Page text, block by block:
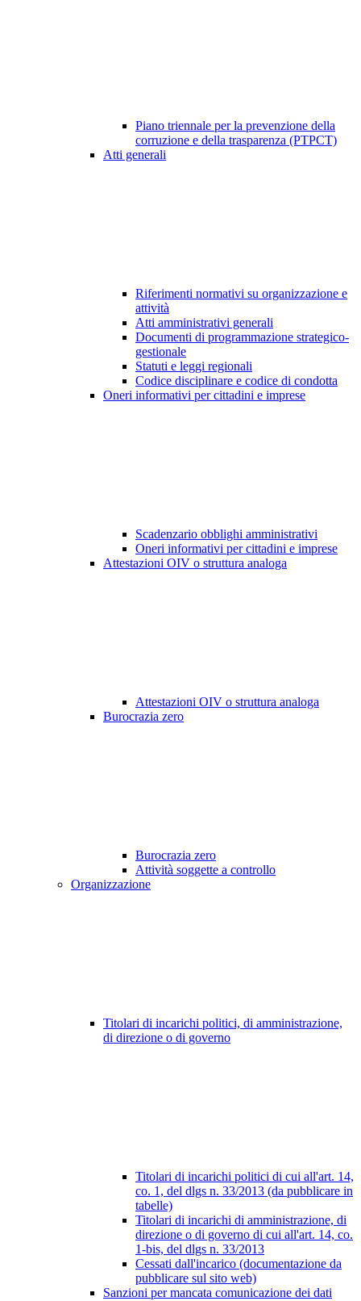
Piano triennale per la prevenzione della
corruzione e della trasparenza (PTPCT)
Atti generali
Riferimenti normativi su organizzazione e
attività
Atti amministrativi generali
Documenti di programmazione strategico-
gestionale
Statuti e leggi regionali
Codice disciplinare e codice di condotta
Oneri informativi per cittadini e imprese
Scadenzario obblighi amministrativi
Oneri informativi per cittadini e imprese
Attestazioni OIV o struttura analoga
Attestazioni OIV o struttura analoga
Burocrazia zero
Burocrazia zero
Attività soggette a controllo
Organizzazione
Titolari di incarichi politici, di amministrazione,
di direzione o di governo
Titolari di incarichi politici di cui all'art. 14,
co. 1, del dlgs n. 33/2013 (da pubblicare in
tabelle)
Titolari di incarichi di amministrazione, di
direzione o di governo di cui all'art. 14, co.
1-bis, del dlgs n. 33/2013
Cessati dall'incarico (documentazione da
pubblicare sul sito web)
Sanzioni per mancata comunicazione dei dati